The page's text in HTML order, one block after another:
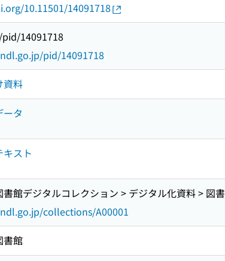
10.11501/14091718
14091718
pid/14091718
資料
ータ
キスト
書館デジタルコレクション > デジタル化資料 > 図書
collections/A00001
書館